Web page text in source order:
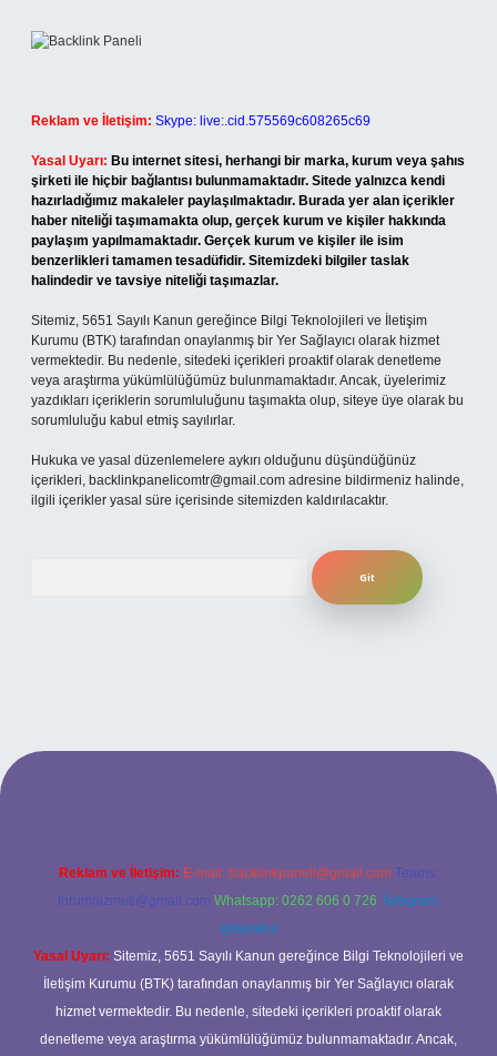
Reklam ve İletişim: Skype: live:.cid.575569c608265c69
Yasal Uyarı: Bu internet sitesi, herhangi bir marka, kurum veya şahıs
şirketi ile hiçbir bağlantısı bulunmamaktadır. Sitede yalnızca kendi
hazırladığımız makaleler paylaşılmaktadır. Burada yer alan içerikler
haber niteliği taşımamakta olup, gerçek kurum ve kişiler hakkında
paylaşım yapılmamaktadır. Gerçek kurum ve kişiler ile isim
benzerlikleri tamamen tesadüfidir. Sitemizdeki bilgiler taslak
halindedir ve tavsiye niteliği taşımazlar.
Sitemiz, 5651 Sayılı Kanun gereğince Bilgi Teknolojileri ve İletişim
Kurumu (BTK) tarafından onaylanmış bir Yer Sağlayıcı olarak hizmet
vermektedir. Bu nedenle, sitedeki içerikleri proaktif olarak denetleme
veya araştırma yükümlülüğümüz bulunmamaktadır. Ancak, üyelerimiz
yazdıkları içeriklerin sorumluluğunu taşımakta olup, siteye üye olarak bu
sorumluluğu kabul etmiş sayılırlar.
Hukuka ve yasal düzenlemelere aykırı olduğunu düşündüğünüz
içerikleri, backlinkpanelicomtr@gmail.com adresine bildirmeniz halinde,
ilgili içerikler yasal süre içerisinde sitemizden kaldırılacaktır.
bahis sitesi
Reklam ve İletişim: E-mail: backlinkpaneli@gmail.com Teams:
forumhizmeti@gmail.com Whatsapp: 0262 606 0 726 Telegram:
@karabul
Yasal Uyarı: Sitemiz, 5651 Sayılı Kanun gereğince Bilgi Teknolojileri ve
İletişim Kurumu (BTK) tarafından onaylanmış bir Yer Sağlayıcı olarak
hizmet vermektedir. Bu nedenle, sitedeki içerikleri proaktif olarak
denetleme veya araştırma yükümlülüğümüz bulunmamaktadır. Ancak,